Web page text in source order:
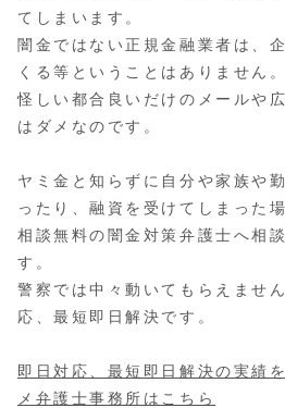
てしまいます。
闇金ではない正規金融業者は、
くる等ということはありません。
怪しい都合良いだけのメールや
はダメなのです。
ヤミ金と知らずに自分や家族や
ったり、融資を受けてしまった
相談無料の闇金対策弁護士へ相
す。
警察では中々動いてもらえませ
応、最短即日解決です。
即日対応、最短即日解決の実績
メ弁護士事務所 はこちら